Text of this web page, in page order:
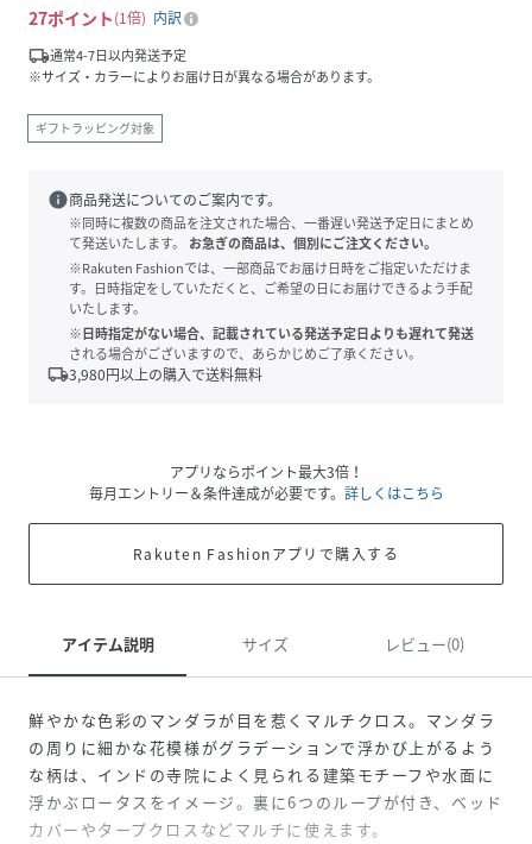
27ポイント 1倍
内訳
local_shipping通常4-7日以内発送予定
※サイズ・カラーによりお届け日が異なる場合があります。
ギフトラッピング対象
info商品発送についてのご案内です。
※同時に複数の商品を注文された場合、一番遅い発送予定日にまとめ
て発送いたします。
お急ぎの商品は、個別にご注文ください。
※Rakuten Fashionでは、一部商品でお届け日時をご指定いただけま
す。日時指定をしていただくと、ご希望の日にお届けできるよう手配
いたします。
※日時指定がない場合、記載されている発送予定日よりも遅れて発送
される場合がございますので、あらかじめご了承ください。
local_shipping3,980円以上の購入で送料無料
アプリならポイント最大3倍！
毎月エントリー＆条件達成が必要です。 詳しくはこちら
Rakuten Fashionアプリで購入する
アイテム説明 サイズ レビュー(0)
鮮やかな色彩のマンダラが目を惹くマルチクロス。マンダラ
の周りに細かな花模様がグラデーションで浮かび上がるよう
な柄は、インドの寺院によく見られる建築モチーフや水面に
浮かぶロータスをイメージ。裏に6つのループが付き、ベッド
カバーやタープクロスなどマルチに使えます。